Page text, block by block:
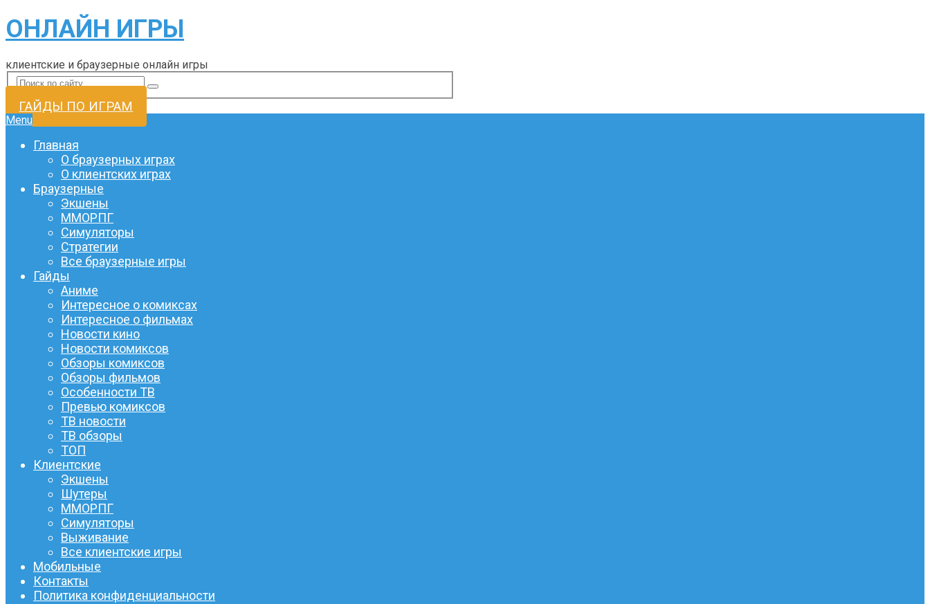
ОНЛАЙН ИГРЫ
клиентские и браузерные онлайн игры
ГАЙДЫ ПО ИГРАМ
Menu
Главная
О браузерных играх
О клиентских играх
Браузерные
Экшены
ММОРПГ
Симуляторы
Стратегии
Все браузерные игры
Гайды
Аниме
Интересное о комиксах
Интересное о фильмах
Новости кино
Новости комиксов
Обзоры комиксов
Обзоры фильмов
Особенности ТВ
Превью комиксов
ТВ новости
ТВ обзоры
ТОП
Клиентские
Экшены
Шутеры
ММОРПГ
Симуляторы
Выживание
Все клиентские игры
Мобильные
Контакты
Политика конфиденциальности